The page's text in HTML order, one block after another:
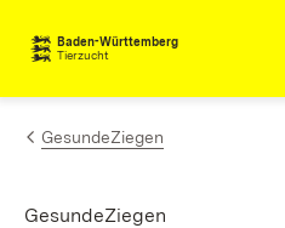
Zum Inhalt springen
Baden-Württemberg
Tierzucht
GesundeZiegen
GesundeZiegen